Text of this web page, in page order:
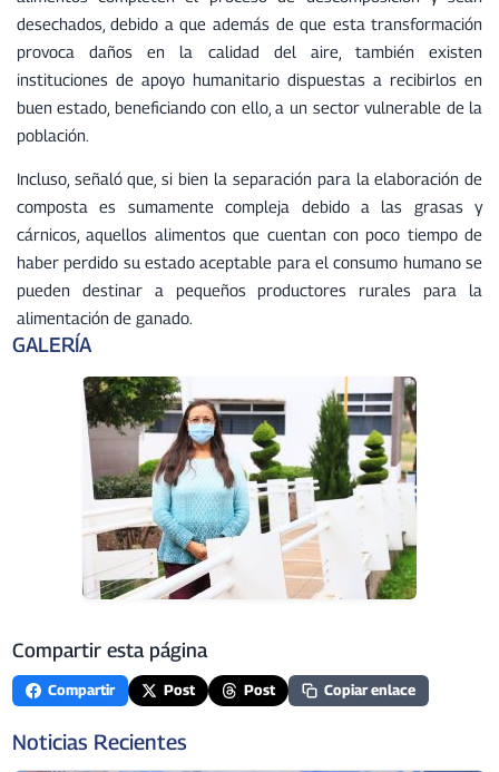
desechados, debido a que además de que esta transformación
provoca daños en la calidad del aire, también existen
instituciones de apoyo humanitario dispuestas a recibirlos en
buen estado, beneficiando con ello, a un sector vulnerable de la
población.
Incluso, señaló que, si bien la separación para la elaboración de
composta es sumamente compleja debido a las grasas y
cárnicos, aquellos alimentos que cuentan con poco tiempo de
haber perdido su estado aceptable para el consumo humano se
pueden destinar a pequeños productores rurales para la
alimentación de ganado.
GALERÍA
Compartir esta página
Compartir Post Post Copiar enlace
Noticias Recientes